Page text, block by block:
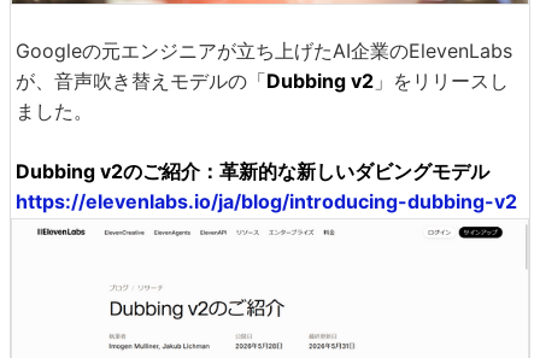
Googleの元エンジニアが立ち上げたAI企業のElevenLabs
が、音声吹き替えモデルの「Dubbing v2 」をリリースし
ました。
Dubbing v2のご紹介：革新的な新しいダビングモデル
https://elevenlabs.io/ja/blog/introducing-dubbing-v2